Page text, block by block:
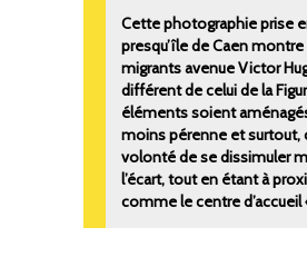
Cette photographie prise
presqu’île de Caen
migrants avenue Victor
différent de celui de la
éléments soient
moins pérenne et surtout,
volonté de se dissimuler
l’écart, tout en étant à
comme le centre d’accueil